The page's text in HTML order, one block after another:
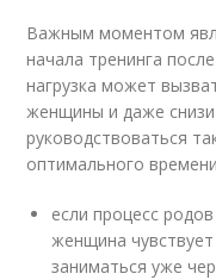
Важным моментом
начала тренинга
нагрузка может
женщины и даже
руководствоваться
оптимального
если процесс
женщина
заниматься уже